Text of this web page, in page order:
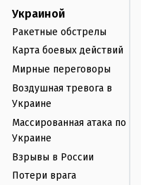
Украиной
Ракетные обстрелы
Карта боевых действий
Мирные переговоры
Воздушная тревога в
Украине
Массированная атака по
Украине
Взрывы в России
Потери врага